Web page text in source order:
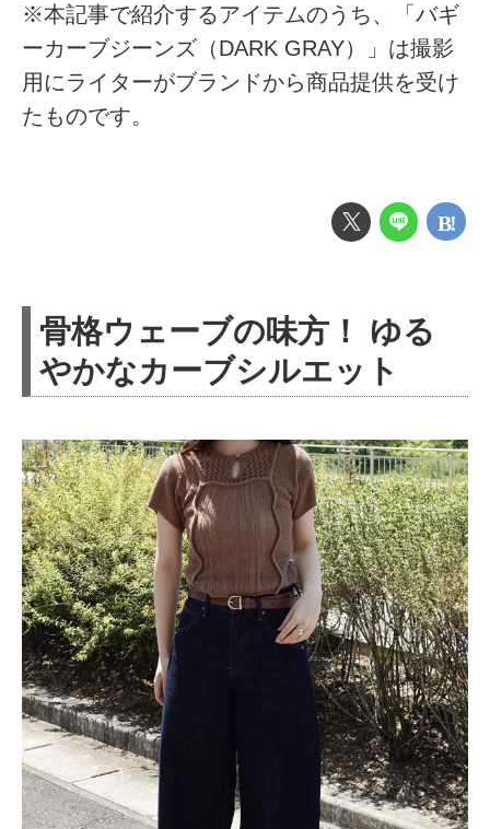
※本記事で紹介するアイテムのうち、「バギ
ーカーブジーンズ（DARK GRAY）」は撮影
用にライターがブランドから商品提供を受け
たものです。
骨格ウェーブの味方！ ゆる
やかなカーブシルエット